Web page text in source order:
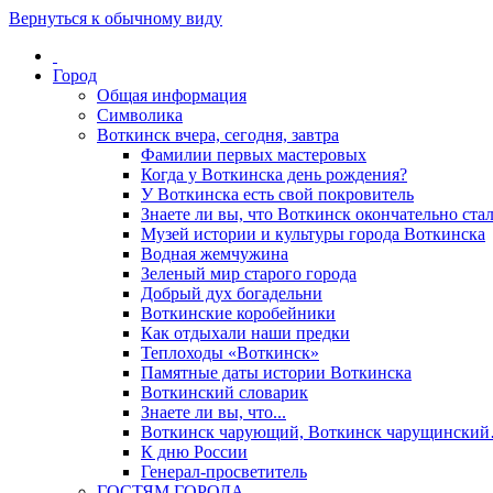
Вернуться к обычному виду
Город
Общая информация
Символика
Воткинск вчера, сегодня, завтра
Фамилии первых мастеровых
Когда у Воткинска день рождения?
У Воткинска есть свой покровитель
Знаете ли вы, что Воткинск окончательно
Музей истории и культуры города Воткинска
Водная жемчужина
Зеленый мир старого города
Добрый дух богадельни
Воткинские коробейники
Как отдыхали наши предки
Теплоходы «Воткинск»
Памятные даты истории Воткинска
Воткинский словарик
Знаете ли вы, что...
Воткинск чарующий, Воткинск
К дню России
Генерал-просветитель